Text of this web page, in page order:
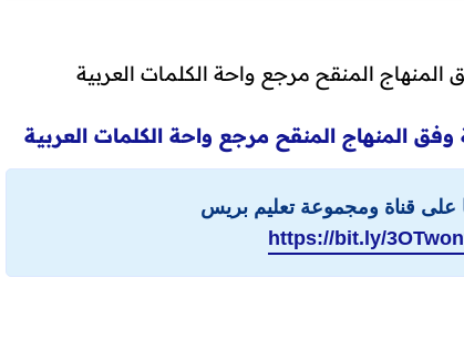
المنهاج المنقح مرجع واحة الكلمات العربية
المنهاج المنقح مرجع واحة الكلمات العربية
على قناة ومجموعة تعليم بريس
https://bit.ly/